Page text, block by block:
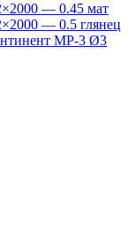
— 0.45 мат
— 0.5 глянец
МР-3 Ø3